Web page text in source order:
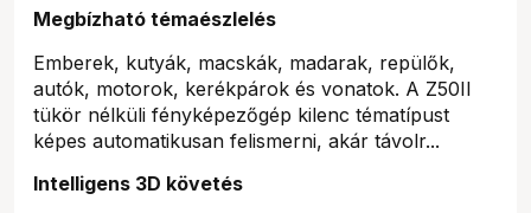
Megbízható témaészlelés
Emberek, kutyák, macskák, madarak, repülők,
autók, motorok, kerékpárok és vonatok. A Z50II
tükör nélküli fényképezőgép kilenc tématípust
képes automatikusan felismerni, akár távolr...
Intelligens 3D követés